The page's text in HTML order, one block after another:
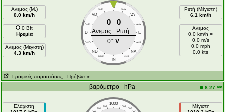
Ανεμος (Μ.)
0.0 km/h
0 Bft
Ηρεμία
Ανεμος (Μέγιστη)
4.3 km/h
V
VVD VVA
VD VA
DVD AVA
D E
DND ANA
ND NA
NND NNA
N
0 0
Ανεμος
Ριπή
0°V
Ριπή (Μέγιστη)
6.1 km/h
Ανεμος
0.0 km/h =
0.0 m/s
0.0 mph
0.0 kts
Γραφικές παραστάσεις - Πρόβλεψη
βαρόμετρο - hPa 8:27 am
Ελάχιστη
1000
997 1003
994
1006
Μέγιστη